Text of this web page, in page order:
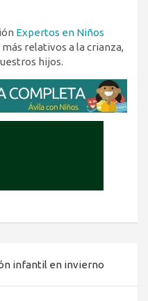
Expertos en Niños
relativos a la crianza,
hijos.
infantil en invierno